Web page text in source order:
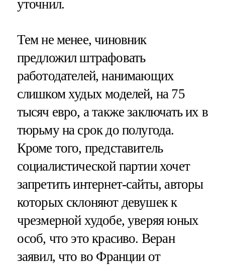
уточнил.
Тем не менее, чиновник
предложил штрафовать
работодателей, нанимающих
слишком худых моделей, на 75
тысяч евро, а также заключать их в
тюрьму на срок до полугода.
Кроме того, представитель
социалистической партии хочет
запретить интернет-сайты, авторы
которых склоняют девушек к
чрезмерной худобе, уверяя юных
особ, что это красиво. Веран
заявил, что во Франции от